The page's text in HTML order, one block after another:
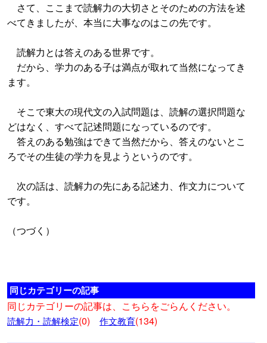
さて、ここまで読解力の大切さとそのための方法を述
べてきましたが、本当に大事なのはこの先です。
読解力とは答えのある世界です。
だから、学力のある子は満点が取れて当然になってき
ます。
そこで東大の現代文の入試問題は、読解の選択問題な
どはなく、すべて記述問題になっているのです。
答えのある勉強はできて当然だから、答えのないとこ
ろでその生徒の学力を見ようというのです。
次の話は、読解力の先にある記述力、作文力について
です。
（つづく）
同じカテゴリーの記事
同じカテゴリーの記事は、こちらをごらんください。
読解力・読解検定(0) 作文教育(134)